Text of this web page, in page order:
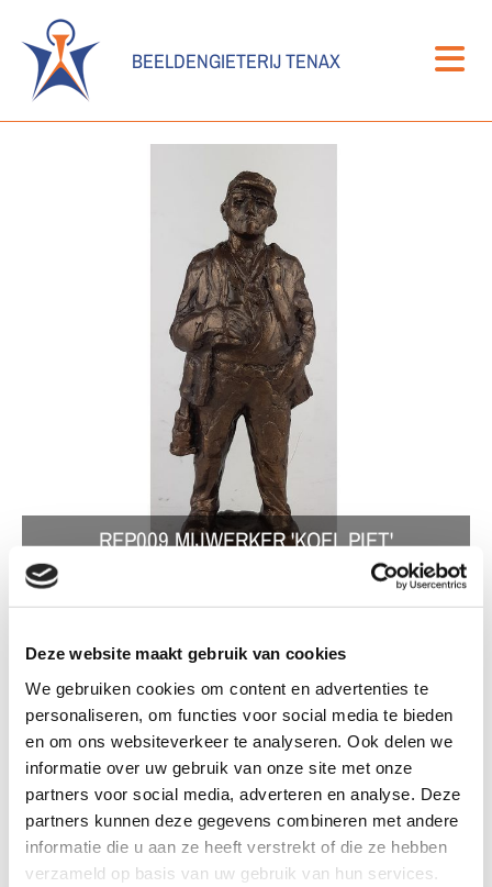
Deze website maakt gebruik van cookies
We gebruiken cookies om content en advertenties te
personaliseren, om functies voor social media te bieden
en om ons websiteverkeer te analyseren. Ook delen we
informatie over uw gebruik van onze site met onze
partners voor social media, adverteren en analyse. Deze
partners kunnen deze gegevens combineren met andere
informatie die u aan ze heeft verstrekt of die ze hebben
verzameld op basis van uw gebruik van hun services.
BEELDENGIETERIJ TENAX
REP009 MIJWERKER 'KOEL PIET'
REP009 Mijnwerker 'Koel Piet'' (Valkenburg)
Formaat